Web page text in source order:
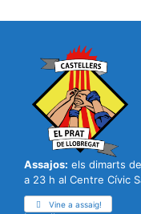
Assajos: els dimarts
a 23 h al Centre Cívic
Vine a assaig!